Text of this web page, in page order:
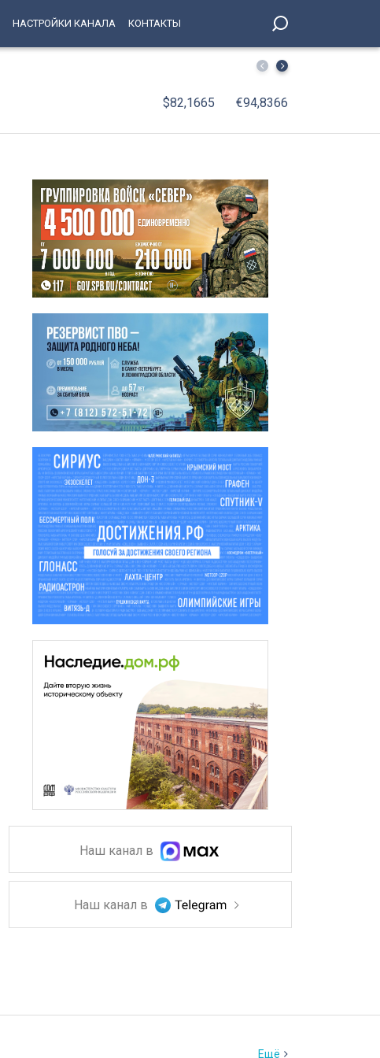
НАСТРОЙКИ КАНАЛА КОНТАКТЫ
Трагедия на трассе: пассажир снегоболотохода
$82,1665 €94,8366
Наш канал в
Наш канал в
Ещё